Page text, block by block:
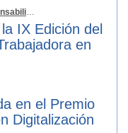
Social
IX Edición del
en
en el Premio
Digitalización